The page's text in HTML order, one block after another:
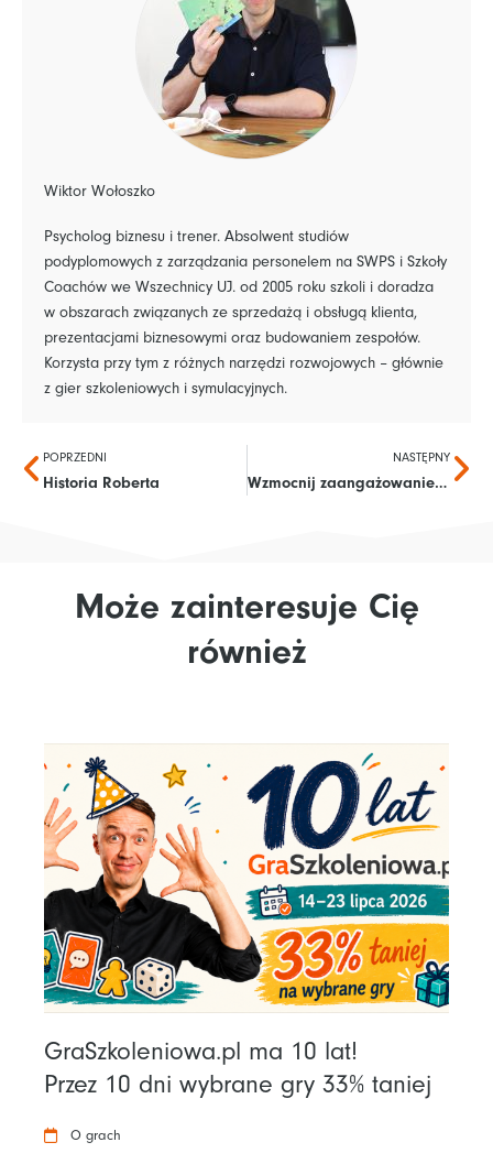
Wiktor Wołoszko
Psycholog biznesu i trener. Absolwent studiów
podyplomowych z zarządzania personelem na SWPS i Szkoły
Coachów we Wszechnicy UJ. od 2005 roku szkoli i doradza
w obszarach związanych ze sprzedażą i obsługą klienta,
prezentacjami biznesowymi oraz budowaniem zespołów.
Korzysta przy tym z różnych narzędzi rozwojowych – głównie
z gier szkoleniowych i symulacyjnych.
Prev
POPRZEDNI
Historia Roberta
NASTĘPNY
Wzmocnij zaangażowanie graczy – zobacz video
Może zainteresuje Cię
również
GraSzkoleniowa.pl ma 10 lat!
Przez 10 dni wybrane gry 33% taniej
O grach